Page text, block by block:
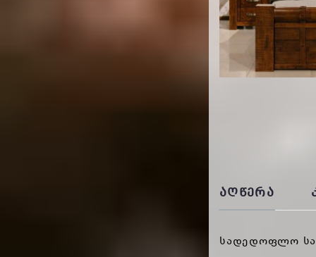
ᲐᲦᲬᲔᲠᲐ
სადედოფლო